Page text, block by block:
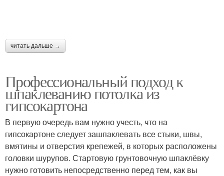
читать дальше →
Профессиональный подход к
шпаклеванию потолка из
гипсокартона
В первую очередь вам нужно учесть, что на
гипсокартоне следует зашпаклевать все стыки, швы,
вмятины и отверстия крепежей, в которых расположены
головки шурупов. Стартовую грунтовочную шпаклёвку
нужно готовить непосредственно перед тем, как вы